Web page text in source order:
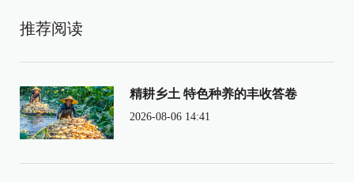
推荐阅读
精耕乡土 特色种养的丰收答卷
2026-08-06 14:41